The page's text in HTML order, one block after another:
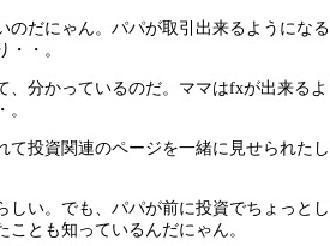
のだにゃん。パパが取引出来るようにな
・。
、分かっているのだ。ママはfxが出来る
て投資関連のページを一緒に見せられた
しい。でも、パパが前に投資でちょっと
とも知っているんだにゃん。